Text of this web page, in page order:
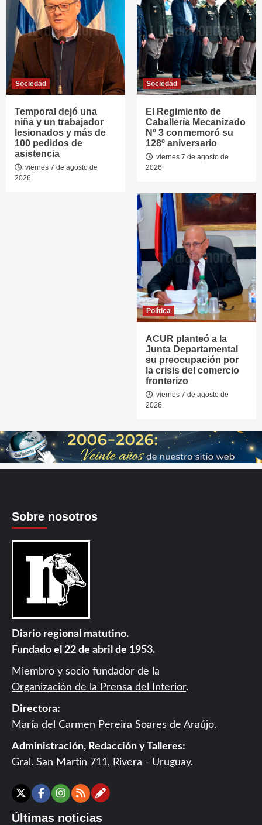
Sociedad
Temporal dejó una
niña y un trabajador
lesionados y más de
100 pedidos de
asistencia
viernes 7 de agosto de
2026
Sociedad
El Regimiento de
Caballería Mecanizado
Nº 3 conmemoró su
128º aniversario
viernes 7 de agosto de
2026
Política
ACUR planteó a la
Junta Departamental
su preocupación por
la crisis del comercio
fronterizo
viernes 7 de agosto de
2026
Sobre nosotros
Diario regional matutino.
Fundado el 22 de abril de 1953.
Miembro y socio fundador de la
Organización de la Prensa del Interior.
Directora:
María del Carmen Pereira Soares de Araújo.
Administración, Redacción y Talleres:
Gral. San Martín 711, Rivera - Uruguay.
X Facebook
Instagram
RSSContáctanos
Últimas noticias